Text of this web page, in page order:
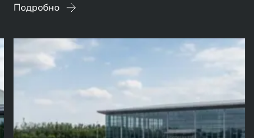
Подробно